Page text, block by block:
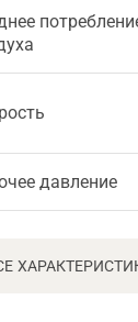
давление